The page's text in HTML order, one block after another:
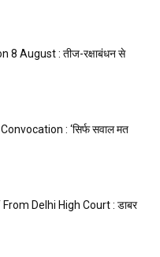
8 August : तीज-रक्षाबंधन से
: ‘सिर्फ सवाल मत
Delhi High Court : डाबर